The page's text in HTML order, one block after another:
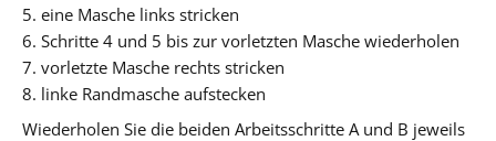
5. eine Masche links stricken
6. Schritte 4 und 5 bis zur vorletzten Masche wiederholen
7. vorletzte Masche rechts stricken
8. linke Randmasche aufstecken
Wiederholen Sie die beiden Arbeitsschritte A und B jeweils